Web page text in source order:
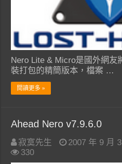
Nero Lite & Micro是國外網友
裝打包的精簡版本，檔案 …
閱讀更多 »
Ahead Nero v7.9.6.0
寂寞先生 2007 年 9 月 3
330